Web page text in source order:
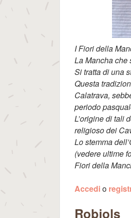
I Fiori della
La Mancha che
Si tratta di una
Questa
Calatrava,
periodo
L’origine di tali
religioso dei
Lo stemma
(vedere ultime
Fiori della
Accedio
Robiols